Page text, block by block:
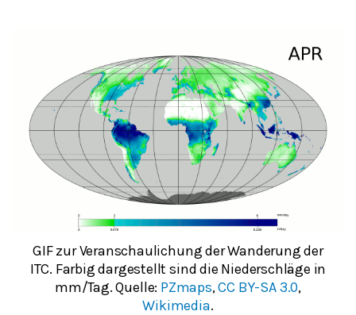
GIF zur Veranschaulichung der Wanderung der
ITC. Farbig dargestellt sind die Niederschläge in
mm/Tag. Quelle: PZmaps,CC BY-SA 3.0,
Wikimedia.